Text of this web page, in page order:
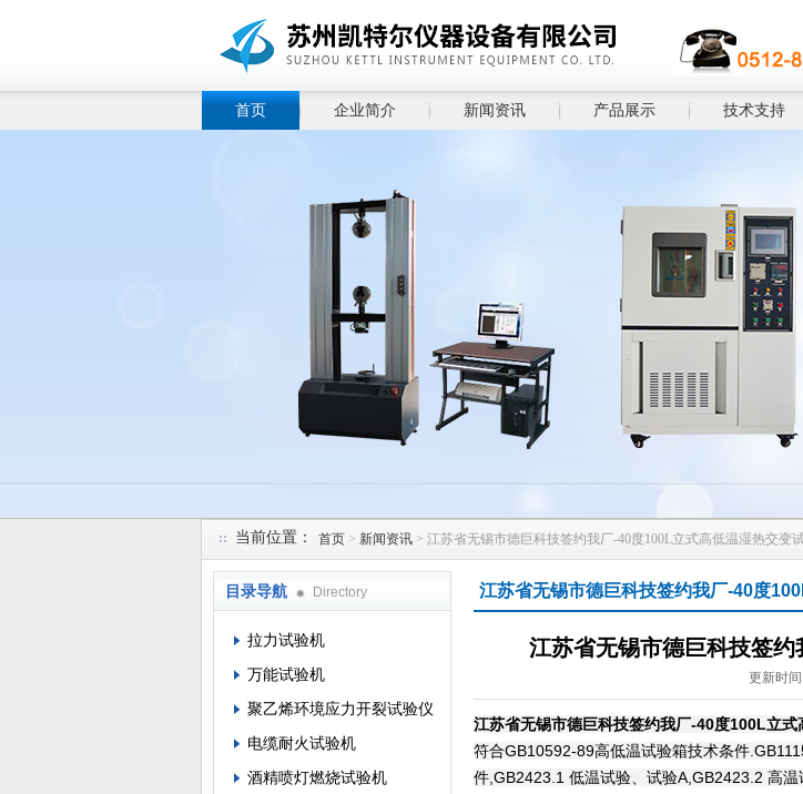
首页 企业简介 新闻资讯 产品展示 技术支持
当前位置： 首页 > 新闻资讯 > 江苏省无锡市德巨科技签约我厂-40度100L立式高低温湿热交变
目录导航 Directory
拉力试验机
万能试验机
聚乙烯环境应力开裂试验仪
电缆耐火试验机
酒精喷灯燃烧试验机
江苏省无锡市德巨科技签约我厂-40度
江苏省无锡市德巨科技签
更新时间
江苏省无锡市德巨科技签约我厂-40度100L立式
符合GB10592-89高低温试验箱技术条件
件,GB2423.1 低温试验、试验A,GB2423.2 高